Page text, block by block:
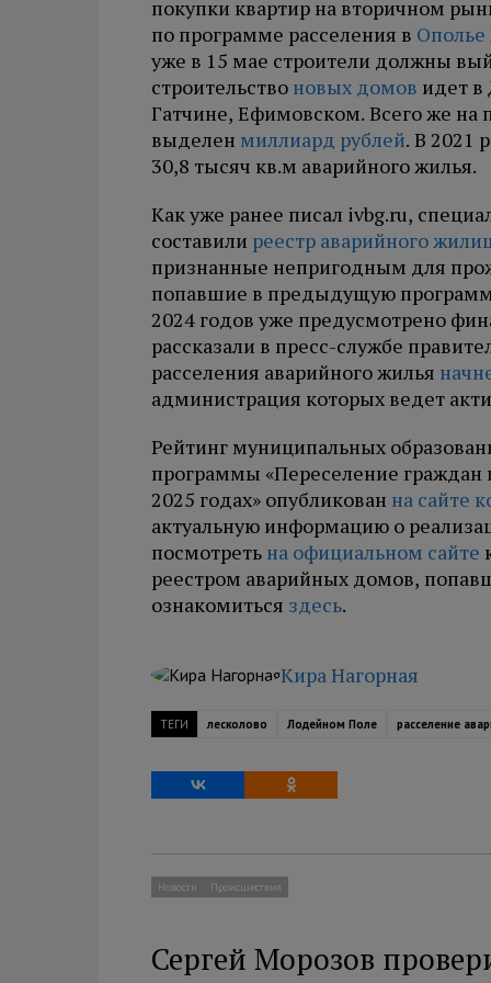
покупки квартир на вторичном
по программе расселения в Ополье
уже в 15 мае строители должны
строительство новых домов идет в
Гатчине, Ефимовском. Всего же на
выделен миллиард рублей. В 2021
30,8 тысяч кв.м аварийного жилья.
Как уже ранее писал ivbg.ru,
составили реестр аварийного
признанные непригодным для
попавшие в предыдущую
2024 годов уже предусмотрено
рассказали в пресс-службе
расселения аварийного жилья
администрация которых ведет
Рейтинг муниципальных
программы «Переселение граждан
2025 годах» опубликован на сайте
актуальную информацию о
посмотреть на официальном сайте
реестром аварийных домов,
ознакомиться здесь.
Кира Нагорная
ТЕГИ лесколово Лодейном Поле расселение
Новости Происшествия
Сергей Морозов